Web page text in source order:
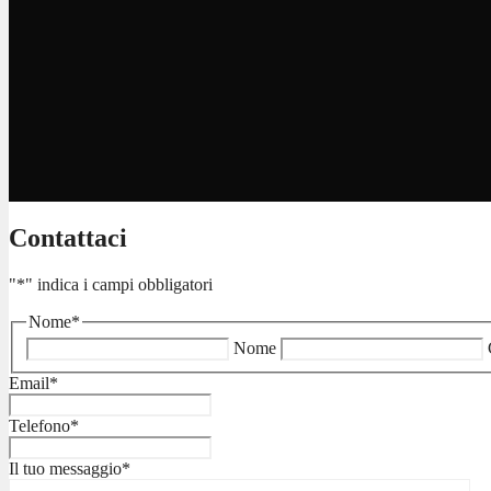
Contattaci
"*" indica i campi obbligatori
Nome*
Nome
Email*
Telefono*
Il tuo messaggio*